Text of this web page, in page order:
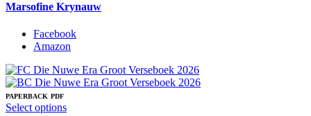
Marsofine Krynauw
Facebook
Amazon
PAPERBACK PDF
Select optionsThis